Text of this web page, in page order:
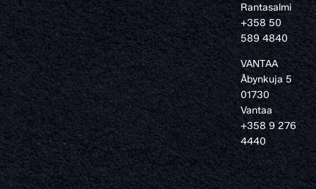
Rantasalmi
+358 50
589 4840
VANTAA
Åbynkuja 5
01730
Vantaa
+358 9 276
4440